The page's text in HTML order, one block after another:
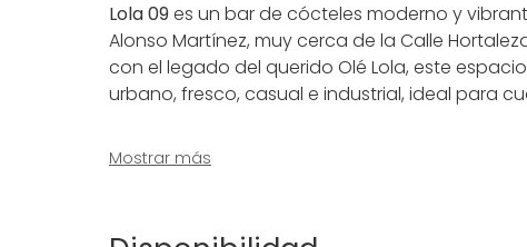
Lola 09es un bar de cócteles moderno y
Alonso Martínez, muy cerca de la Calle
con el legado del querido Olé Lola, este
urbano, fresco, casual e industrial, ideal para
Perfecto tanto para eventos corporativos
detalle para adaptarse a tus necesidades.
Mostrar más